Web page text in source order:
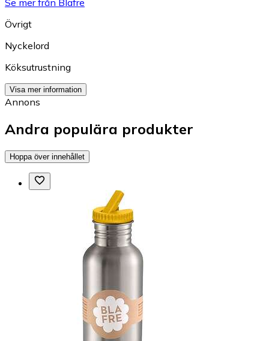
Se mer från Blafre
Övrigt
Nyckelord
Köksutrustning
Visa mer information
Annons
Andra populära produkter
Hoppa över innehållet